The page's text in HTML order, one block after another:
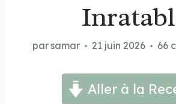
parsamar 21 juin 2026 66
Aller à la